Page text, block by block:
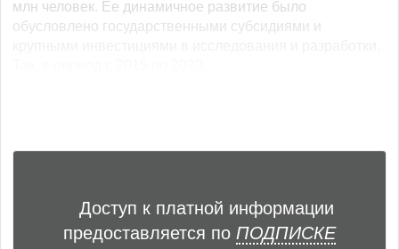
млн человек. Ее динамичное развитие было
обусловлено государственными субсидиями и
Доступ к платной информации
предоставляется по ПОДПИСКЕ